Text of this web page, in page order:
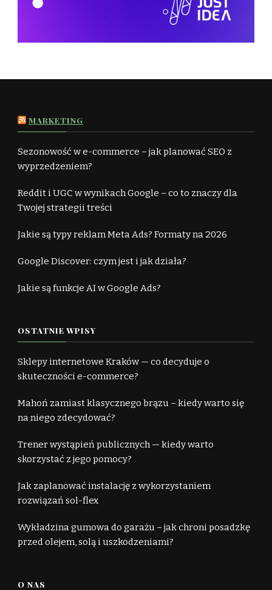
MARKETING
Sezonowość w e-commerce – jak planować SEO z
wyprzedzeniem?
Reddit i UGC w wynikach Google – co to znaczy dla
Twojej strategii treści
Jakie są typy reklam Meta Ads? Formaty na 2026
Google Discover: czym jest i jak działa?
Jakie są funkcje AI w Google Ads?
OSTATNIE WPISY
Sklepy internetowe Kraków — co decyduje o
skuteczności e-commerce?
Mahoń zamiast klasycznego brązu – kiedy warto się
na niego zdecydować?
Trener wystąpień publicznych — kiedy warto
skorzystać z jego pomocy?
Jak zaplanować instalację z wykorzystaniem
rozwiązań sol-flex
Wykładzina gumowa do garażu – jak chroni posadzkę
przed olejem, solą i uszkodzeniami?
O NAS